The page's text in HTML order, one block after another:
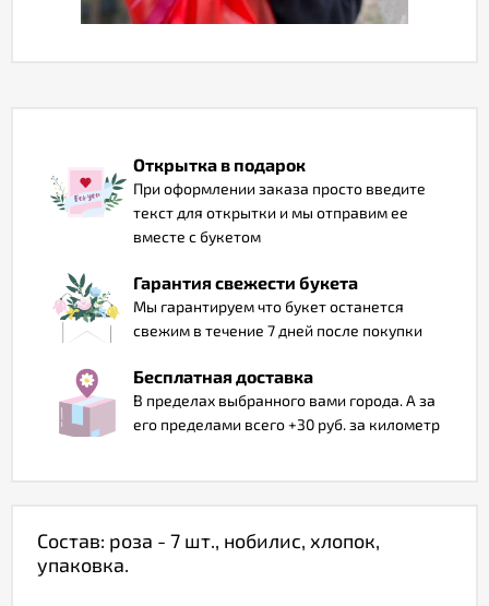
Открытка в подарок
При оформлении заказа просто введите
текст для открытки и мы отправим ее
вместе с букетом
Гарантия свежести букета
Мы гарантируем что букет останется
свежим в течение 7 дней после покупки
Бесплатная доставка
В пределах выбранного вами города. А за
его пределами всего +30 руб. за километр
Состав: роза - 7 шт., нобилис, хлопок,
упаковка.